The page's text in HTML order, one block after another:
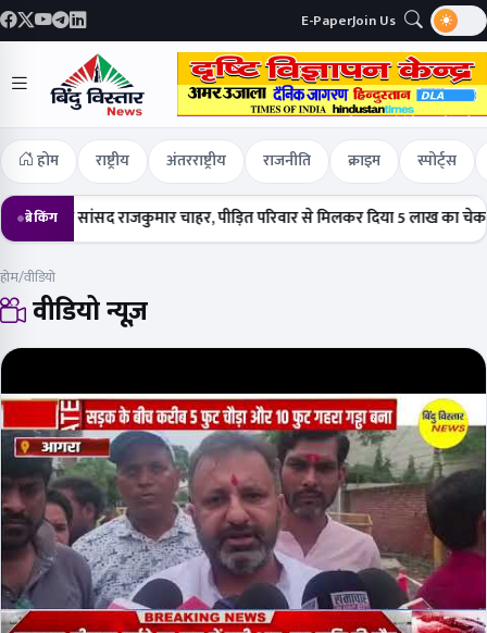
E-PaperJoin Us
होम राष्ट्रीय अंतरराष्ट्रीय राजनीति क्राइम स्पोर्ट्स
ब्रेकिंग
सांसद राजकुमार चाहर, पीड़ित परिवार से मिलकर दिया 5 लाख का चेक
होम/वीडियो
वीडियो न्यूज़